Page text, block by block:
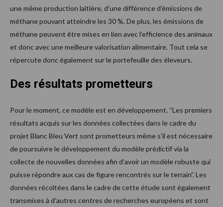
une même production laitière, d’une différence d’émissions de
méthane pouvant atteindre les 30 %. De plus, les émissions de
méthane peuvent être mises en lien avec l’efficience des animaux
et donc avec une meilleure valorisation alimentaire. Tout cela se
répercute donc également sur le portefeuille des éleveurs.
Des résultats prometteurs
Pour le moment, ce modèle est en développement. “Les premiers
résultats acquis sur les données collectées dans le cadre du
projet Blanc Bleu Vert sont prometteurs même s’il est nécessaire
de poursuivre le développement du modèle prédictif via la
collecte de nouvelles données afin d’avoir un modèle robuste qui
puisse répondre aux cas de figure rencontrés sur le terrain”. Les
données récoltées dans le cadre de cette étude sont également
transmises à d’autres centres de recherches européens et sont